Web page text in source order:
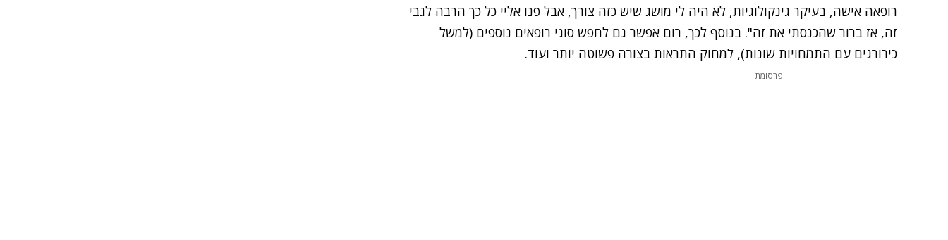
רופאה אישה, בעיקר גינקולוגיות, לא היה לי מושג שיש כזה צורך, אבל פנו אליי כל כך הרבה לגבי
זה, אז ברור שהכנסתי את זה". בנוסף לכך, רום אפשר גם לחפש סוגי רופאים נוספים (למשל
כירורגים עם התמחויות שונות), למחוק התראות בצורה פשוטה יותר ועוד.
פרסומת